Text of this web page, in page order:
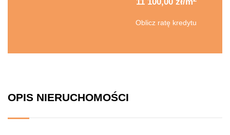
Oblicz ratę kredytu
OPIS NIERUCHOMOŚCI